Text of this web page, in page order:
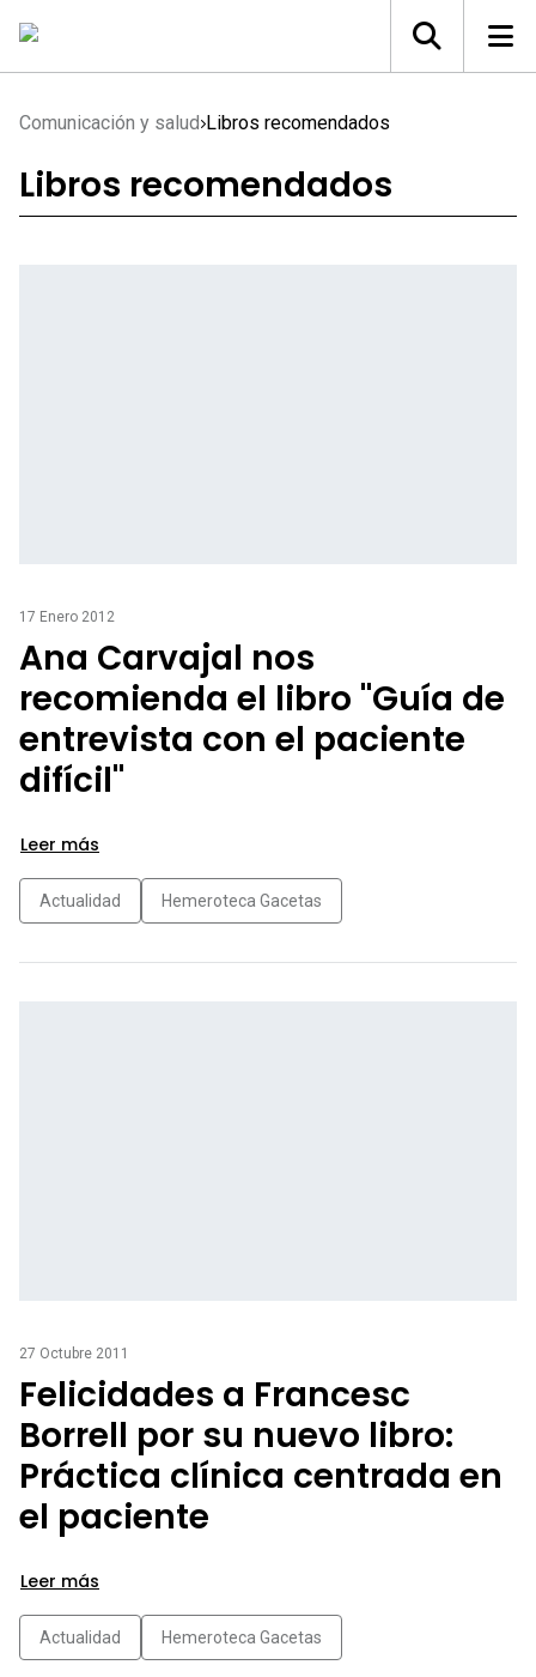
Comunicación y salud Libros recomendados
Libros recomendados
17 Enero 2012
Ana Carvajal nos
recomienda el libro "Guía de
entrevista con el paciente
difícil"
Leer más
Actualidad Hemeroteca Gacetas
27 Octubre 2011
Felicidades a Francesc
Borrell por su nuevo libro:
Práctica clínica centrada en
el paciente
Leer más
Actualidad Hemeroteca Gacetas